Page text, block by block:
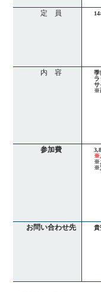
定 員 14
内 容 季
※
参加費
※
※
※
お問い合わせ先